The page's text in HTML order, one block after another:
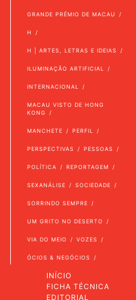
GRANDE PRÉMIO DE MACAU
H
H | ARTES, LETRAS E IDEIAS
ILUMINAÇÃO ARTIFICIAL
INTERNACIONAL
MACAU VISTO DE HONG
KONG
MANCHETE PERFIL
PERSPECTIVAS PESSOAS
POLÍTICA REPORTAGEM
SEXANÁLISE SOCIEDADE
SORRINDO SEMPRE
UM GRITO NO DESERTO
VIA DO MEIO VOZES
ÓCIOS & NEGÓCIOS
INÍCIO
FICHA TÉCNICA
EDITORIAL